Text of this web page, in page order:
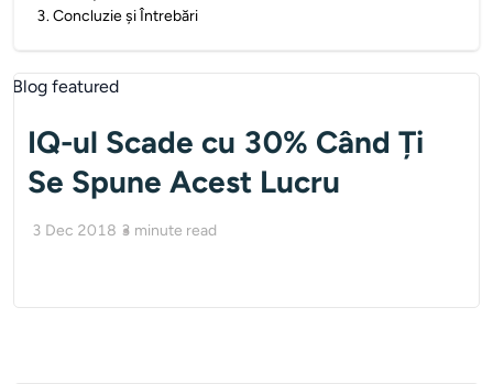
3.Concluzie și Întrebări
IQ-ul Scade cu 30% Când Ți
Se Spune Acest Lucru
3 Dec 2018 3 minute read